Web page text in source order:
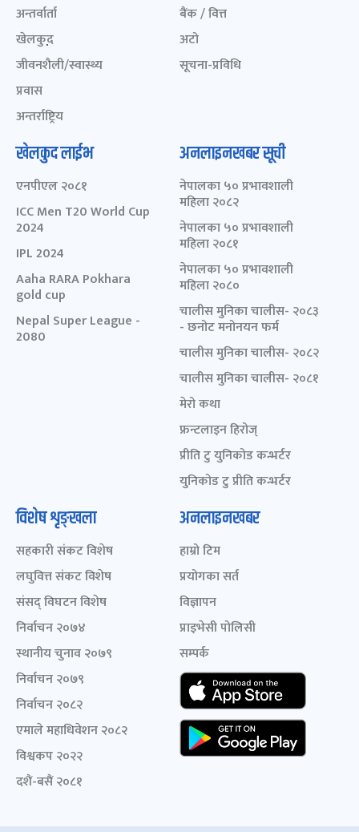
अन्तर्वार्ता
खेलकुद़़
जीवनशैली/स्वास्थ्य
प्रवास
अन्तर्राष्ट्रिय
बैंक / वित्त
अटो
सूचना-प्रविधि
खेलकुद लाईभ
एनपीएल २०८१
ICC Men T20 World Cup
2024
IPL 2024
Aaha RARA Pokhara
gold cup
Nepal Super League -
2080
अनलाइनखबर सूची
नेपालका ५० प्रभावशाली
महिला २०८२
नेपालका ५० प्रभावशाली
महिला २०८१
नेपालका ५० प्रभावशाली
महिला २०८०
चालीस मुनिका चालीस- २०८३
- छनोट मनोनयन फर्म
चालीस मुनिका चालीस- २०८२
चालीस मुनिका चालीस- २०८१
मेरो कथा
फ्रन्टलाइन हिरोज्
प्रीति टु युनिकोड कन्भर्टर
युनिकोड टु प्रीति कन्भर्टर
विशेष शृङ्खला
सहकारी संकट विशेष
लघुवित्त संकट विशेष
संसद् विघटन विशेष
निर्वाचन २०७४
स्थानीय चुनाव २०७९
निर्वाचन २०७९
निर्वाचन २०८२
एमाले महाधिवेशन २०८२
विश्वकप २०२२
दशैं-बसैं २०८१
अनलाइनखबर
हाम्रो टिम
प्रयोगका सर्त
विज्ञापन
प्राइभेसी पोलिसी
सम्पर्क